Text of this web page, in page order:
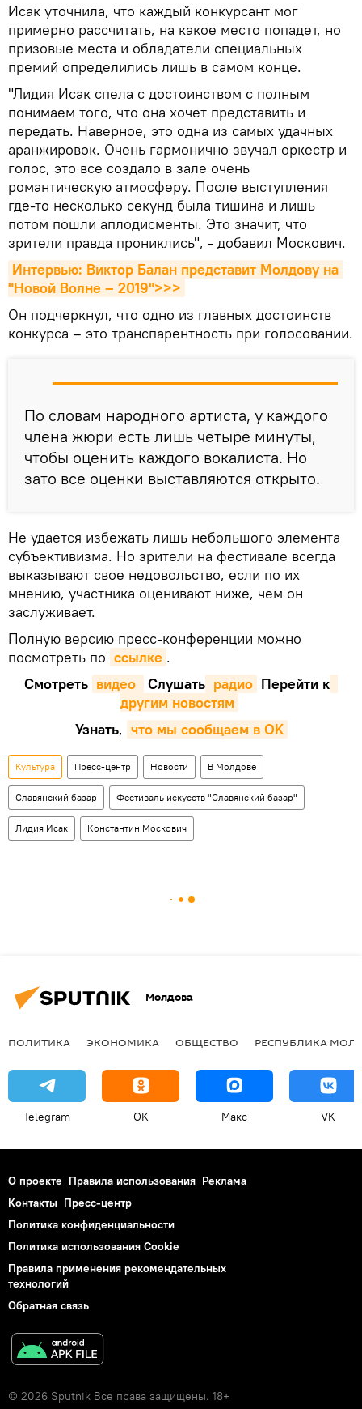
Исак уточнила, что каждый конкурсант мог
примерно рассчитать, на какое место попадет, но
призовые места и обладатели специальных
премий определились лишь в самом конце.
"Лидия Исак спела с достоинством с полным
понимаем того, что она хочет представить и
передать. Наверное, это одна из самых удачных
аранжировок. Очень гармонично звучал оркестр и
голос, это все создало в зале очень
романтическую атмосферу. После выступления
где-то несколько секунд была тишина и лишь
потом пошли аплодисменты. Это значит, что
зрители правда прониклись", - добавил Москович.
Интервью: Виктор Балан представит Молдову на
"Новой Волне – 2019">>>
Он подчеркнул, что одно из главных достоинств
конкурса – это транспарентность при голосовании.
По словам народного артиста, у каждого
члена жюри есть лишь четыре минуты,
чтобы оценить каждого вокалиста. Но
зато все оценки выставляются открыто.
Не удается избежать лишь небольшого элемента
субъективизма. Но зрители на фестивале всегда
выказывают свое недовольство, если по их
мнению, участника оценивают ниже, чем он
заслуживает.
Полную версию пресс-конференции можно
посмотреть по ссылке .
Смотреть видео Cлушать радио Перейти к
другим новостям
Узнать, что мы сообщаем в OK
Культура Пресс-центр Новости В Молдове
Славянский базар Фестиваль искусств "Славянский базар"
Лидия Исак Константин Москович
Молдова
ПОЛИТИКА ЭКОНОМИКА ОБЩЕСТВО РЕСПУБЛИКА
Telegram OK Макс VK
О проекте Правила использования Реклама
Контакты Пресс-центр
Политика конфиденциальности
Политика использования Cookie
Правила применения рекомендательных
технологий
Обратная связь
© 2026 Sputnik Все права защищены. 18+